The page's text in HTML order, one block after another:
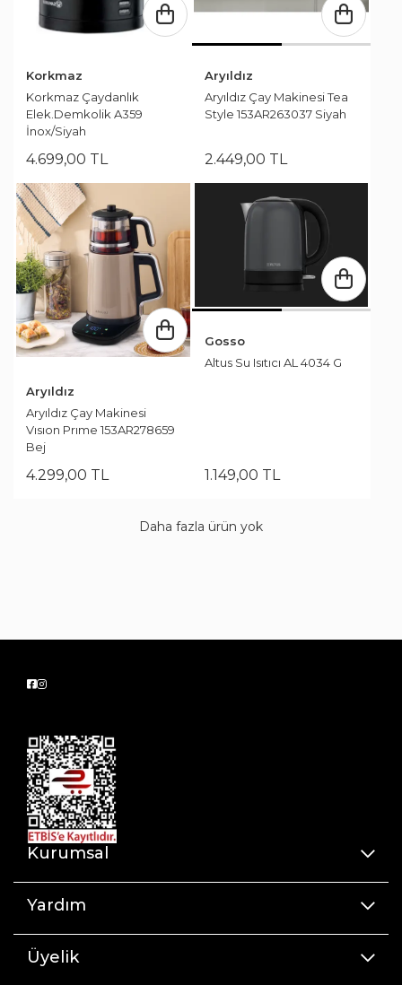
Korkmaz
Korkmaz Çaydanlık
Elek.Demkolik A359
İnox/Siyah
4.699,00 TL
Aryıldız
Aryıldız Çay Makinesi Tea
Style 153AR263037 Siyah
2.449,00 TL
Aryıldız
Aryıldız Çay Makinesi
Vısıon Prıme 153AR278659
Bej
4.299,00 TL
Gosso
Altus Su Isıtıcı AL 4034 G
1.149,00 TL
Daha fazla ürün yok
Kurumsal
Yardım
Üyelik